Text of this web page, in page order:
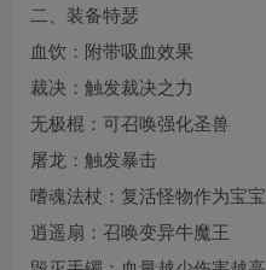
二、装备特瑟
血饮：附带吸血效果
裁决：触发裁决之力
无极棍：可召唤强化圣兽
屠龙：触发暴击
嗜魂法杖：复活怪物作为宝宝
逍遥扇：召唤变异牛魔王